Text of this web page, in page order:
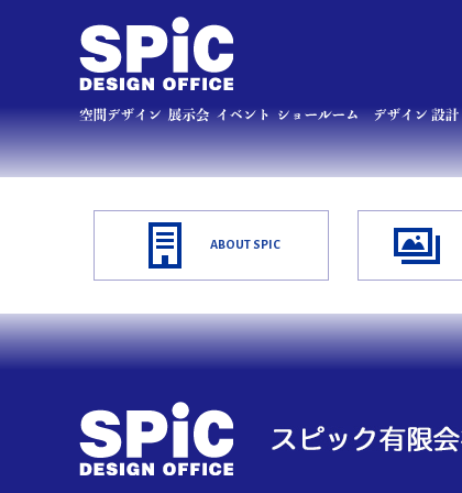
ABOUT SPIC